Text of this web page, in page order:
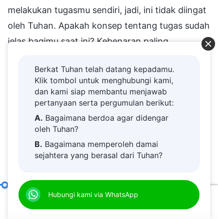
melakukan tugasmu sendiri, jadi, ini tidak diingat
oleh Tuhan. Apakah konsep tentang tugas sudah
jelas bagimu saat ini? Kebenaran paling
pelaksanaan tugas? Kebenaran paling mendasar
dalam pelaksanaan tugas adalah mencurahkan
segenap hati, pikiran, dan kekuatanmu untuk
melaksanakan tugas dengan baik. Mengapa ada
begitu banyak orang, saat melaksanakan tugas
mereka, masih melakukan segala macam
mengganggu pekerjaan gereja, hingga pada
akhirnya mereka disingkirkan? Karena orang-
orang ini tidak sungguh-sungguh mengorbankan
Berkat Tuhan telah datang kepadamu.
Klik tombol untuk menghubungi kami,
dan kami siap membantu menjawab
pertanyaan serta pergumulan berikut:
A. Bagaimana berdoa agar didengar
oleh Tuhan?
B. Bagaimana memperoleh damai
sejahtera yang berasal dari Tuhan?
D.
dekat kepada Tuhan.
E.Bagaimana menyambut kedatangan
Hubungi kami via WhatsApp